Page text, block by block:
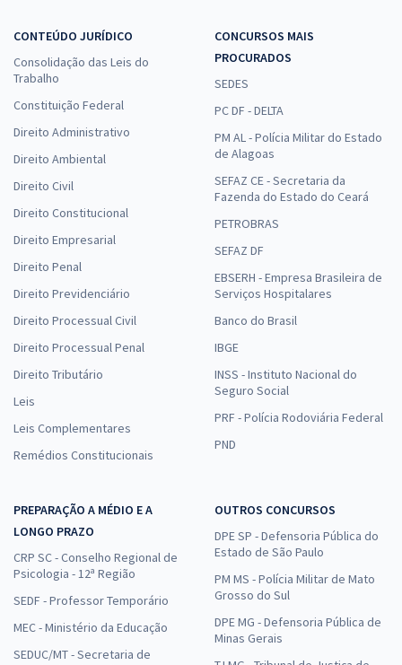
0,00
Comprar
Treinamento Intensivo para SEDES DF - Especialista em
Desenvolvimento e Assistência Social (EDAS) - Psicologia (Cargo
409) (Pós-Edital)
R$19,99
Economize R$ 59,98 (-20%)
Comprar
SEDES DF - Secretaria de Desenvolvimento Social do Distrito Federal
- Especialista em Desenvolvimento e Assistência Social -
Conhecimentos Específicos para o Cargo de Nutrição (Cargo 407) -
Pós-edital
à vista
SEDES DF - Secretaria de Desenvolvimento Social do Distrito Federal
- Conhecimentos Específicos para Técnico em Desenvolvimento e
Assistência Social - Cuidador Social (Cargo 201) - Pós-edital
CONTEÚDO JURÍDICO
Consolidação das Leis do
Trabalho
Constituição Federal
Direito Administrativo
Direito Ambiental
Direito Civil
Direito Constitucional
Direito Empresarial
Direito Penal
Direito Previdenciário
Direito Processual Civil
Direito Processual Penal
Direito Tributário
Leis
Leis Complementares
Remédios Constitucionais
CONCURSOS MAIS
PROCURADOS
SEDES
PC DF - DELTA
PM AL - Polícia Militar do Estado
de Alagoas
SEFAZ CE - Secretaria da
Fazenda do Estado do Ceará
PETROBRAS
SEFAZ DF
EBSERH - Empresa Brasileira de
Serviços Hospitalares
Banco do Brasil
IBGE
INSS - Instituto Nacional do
Seguro Social
PRF - Polícia Rodoviária Federal
PND
PREPARAÇÃO A MÉDIO E A
LONGO PRAZO
CRP SC - Conselho Regional de
Psicologia - 12ª Região
SEDF - Professor Temporário
MEC - Ministério da Educação
SEDUC/MT - Secretaria de
OUTROS CONCURSOS
DPE SP - Defensoria Pública do
Estado de São Paulo
PM MS - Polícia Militar de Mato
Grosso do Sul
DPE MG - Defensoria Pública de
Minas Gerais